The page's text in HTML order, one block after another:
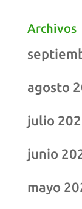
Archivos
agosto
julio
junio
mayo